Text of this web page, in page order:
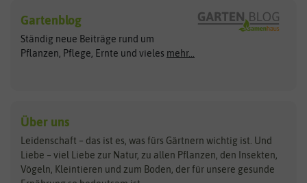
Exotische Samen
Gemüsesamen
Gründünger
Kräutersamen
Obstsamen
Pilzbrut
Rasensamen
Arche Noah
ASB Greenworld
Benary
Bingenheimer Saatgut
Clever Pots
COMPO
Dürr-Samen
Gartenblog
Ständig neue Beiträge rund um
Pflanzen, Pflege, Ernte und vieles mehr...
Über uns
Leidenschaft – das ist es, was fürs Gärtnern wichtig ist. Und
Liebe – viel Liebe zur Natur, zu allen Pflanzen, den Insekten,
Vögeln, Kleintieren und zum Boden, der für unsere gesunde